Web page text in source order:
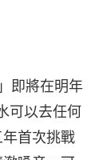
即將在明年
可以去任何
首次挑戰